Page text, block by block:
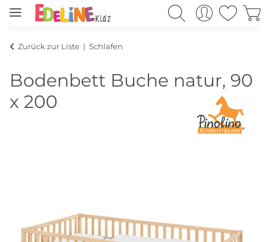
Zurück zur Liste Schlafen
Bodenbett Buche natur, 90
x 200